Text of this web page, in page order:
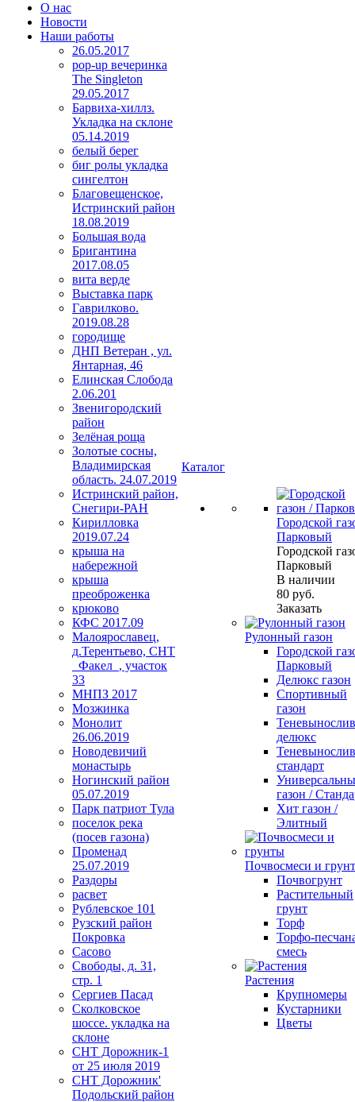
О нас
Новости
Наши работы
26.05.2017
pop-up вечеринка
The Singleton
29.05.2017
Барвиха-хиллз.
Укладка на склоне
05.14.2019
белый берег
биг ролы укладка
сингелтон
Благовещенское,
Истринский район
18.08.2019
Большая вода
Бригантина
2017.08.05
вита верде
Выставка парк
Гаврилково.
2019.08.28
городище
ДНП Ветеран , ул.
Янтарная, 46
Елинская Слобода
2.06.201
Звенигородский
район
Зелёная роща
Золотые сосны,
Владимирская
область. 24.07.2019
Истринский район,
Снегири-РАН
Кирилловка
2019.07.24
крыша на
набережной
крыша
преоброженка
крюково
КФС 2017.09
Малоярославец,
д.Терентьево, СНТ
_Факел_, участок
33
МНПЗ 2017
Мозжинка
Монолит
26.06.2019
Новодевичий
монастырь
Ногинский район
05.07.2019
Парк патриот Тула
поселок река
(посев газона)
Променад
25.07.2019
Раздоры
расвет
Рублевское 101
Рузский район
Покровка
Сасово
Свободы, д. 31,
стр. 1
Сергиев Пасад
Сколковское
шоссе. укладка на
склоне
СНТ Дорожник-1
от 25 июля 2019
СНТ Дорожник'
Подольский район
Каталог
Городской
Парковый
Городской
Парковый
В наличии
80 руб.
Заказать
Рулонный газон
Городской
Парковый
Делюкс газон
Спортивный
газон
делюкс
стандарт
газон /
Хит газон /
Элитный
Почвосмеси и
Почвогрунт
Растительный
грунт
Торф
Торфо-
смесь
Растения
Крупномеры
Кустарники
Цветы